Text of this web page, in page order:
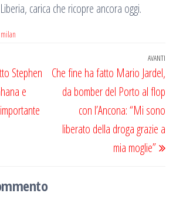
carica che ricopre ancora oggi.
milan
Stephen
e
AVANTI
Che fine ha fatto Mario Jardel,
da bomber del Porto al flop
con l’Ancona: “Mi sono
liberato della droga grazie a
mia moglie”